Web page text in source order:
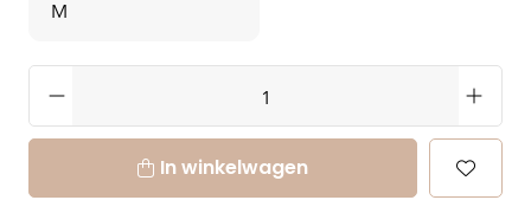
In winkelwagen